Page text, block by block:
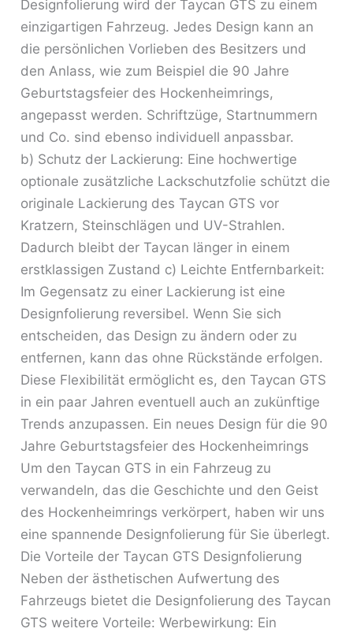
Designfolierung wird der Taycan GTS zu einem
einzigartigen Fahrzeug. Jedes Design kann an
die persönlichen Vorlieben des Besitzers und
den Anlass, wie zum Beispiel die 90 Jahre
Geburtstagsfeier des Hockenheimrings,
angepasst werden. Schriftzüge, Startnummern
und Co. sind ebenso individuell anpassbar.
b) Schutz der Lackierung: Eine hochwertige
optionale zusätzliche Lackschutzfolie schützt die
originale Lackierung des Taycan GTS vor
Kratzern, Steinschlägen und UV-Strahlen.
Dadurch bleibt der Taycan länger in einem
erstklassigen Zustand c) Leichte Entfernbarkeit:
Im Gegensatz zu einer Lackierung ist eine
Designfolierung reversibel. Wenn Sie sich
entscheiden, das Design zu ändern oder zu
entfernen, kann das ohne Rückstände erfolgen.
Diese Flexibilität ermöglicht es, den Taycan GTS
in ein paar Jahren eventuell auch an zukünftige
Trends anzupassen. Ein neues Design für die 90
Jahre Geburtstagsfeier des Hockenheimrings
Um den Taycan GTS in ein Fahrzeug zu
verwandeln, das die Geschichte und den Geist
des Hockenheimrings verkörpert, haben wir uns
eine spannende Designfolierung für Sie überlegt.
Die Vorteile der Taycan GTS Designfolierung
Neben der ästhetischen Aufwertung des
Fahrzeugs bietet die Designfolierung des Taycan
GTS weitere Vorteile: Werbewirkung: Ein